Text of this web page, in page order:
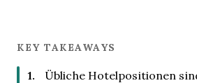
KEY TAKEAWAYS
Übliche Hotelpositionen